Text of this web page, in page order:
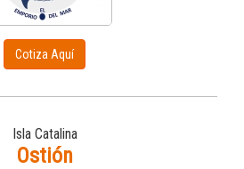
Cotiza Aquí
Isla Catalina
Ostión